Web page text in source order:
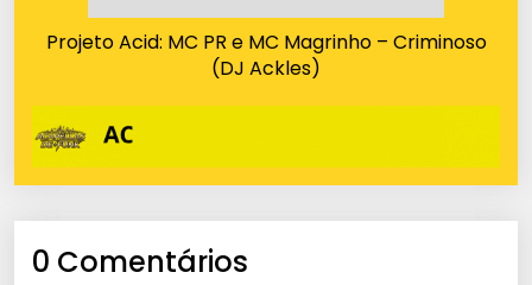
Projeto Acid: MC PR e MC Magrinho – Criminoso
(DJ Ackles)
0 Comentários